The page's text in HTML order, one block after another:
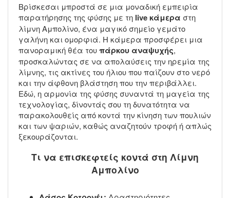
Βρίσκεσαι μπροστά σε μια μοναδική εμπειρία
παρατήρησης της φύσης με τη live κάμερα στη
λίμνη Αμπολίνο, ένα μαγικό σημείο γεμάτο
γαλήνη και ομορφιά. Η κάμερα προσφέρει μια
πανοραμική θέα τουπάρκου αναψυχής,
προσκαλώντας σε να απολαύσεις την ηρεμία της
λίμνης, τις ακτίνες του ήλιου που παίζουν στο νερό
και την άφθονη βλάστηση που την περιβάλλει.
Εδώ, η αρμονία της φύσης συναντά τη μαγεία της
τεχνολογίας, δίνοντάς σου τη δυνατότητα να
παρακολουθείς από κοντά την κίνηση των πουλιών
και των ψαριών, καθώς αναζητούν τροφή ή απλώς
ξεκουράζονται.
Τι να επισκεφτείς κοντά στη Λίμνη
Αμπολίνο